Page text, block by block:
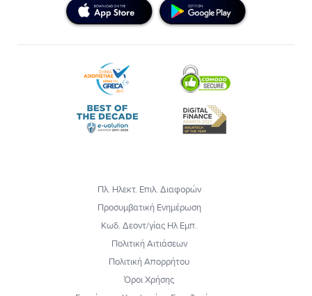
Πλ. Ηλεκτ. Επιλ. Διαφορών
Προσυμβατική Ενημέρωση
Κωδ. Δεοντ/γίας Ηλ Εμπ.
Πολιτική Αιτιάσεων
Πολιτική Απορρήτου
Όροι Χρήσης